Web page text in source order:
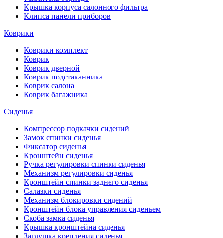
Крышка корпуса салонного фильтра
Клипса панели приборов
Коврики
Коврики комплект
Коврик
Коврик дверной
Коврик подстаканника
Коврик салона
Коврик багажника
Сиденья
Компрессор подкачки сидений
Замок спинки сиденья
Фиксатор сиденья
Кронштейн сиденья
Ручка регулировки спинки сиденья
Механизм регулировки сиденья
Кронштейн спинки заднего сиденья
Салазки сиденья
Механизм блокировки сидений
Кронштейн блока управления сиденьем
Скоба замка сиденья
Крышка кронштейна сиденья
Заглушка крепления сиденья